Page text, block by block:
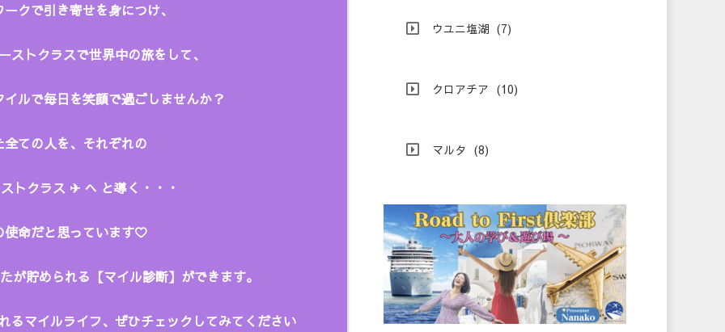
クで引き寄せを身につけ、
ストクラスで世界中の旅をして、
ルで毎日を笑顔で過ごしませんか？
ての人を、 それぞれの
トクラス ✈︎ へ と導く・・・
使命だと思っています♡
が貯められる【マイル診断】ができます。
るマイルライフ、ぜひチェックしてみてください
ウユニ塩湖 (7)
クロアチア (10)
マルタ (8)